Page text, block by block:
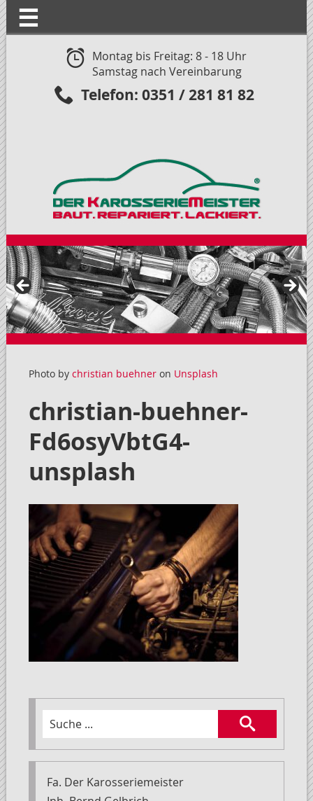
☰
Montag bis Freitag: 8 - 18 Uhr
Samstag nach Vereinbarung
Telefon: 0351 / 281 81 82
Photo by christian buehneron Unsplash
christian-buehner-
Fd6osyVbtG4-
unsplash
Fa. Der Karosseriemeister